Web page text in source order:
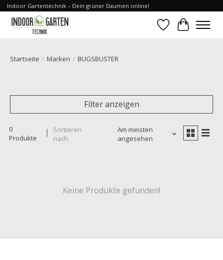
Indoor Gartentechnik – Dein grüner Daumen online!
Wunschzettel
Ihr
Startseite / Marken / BUGSBUSTER
Filter anzeigen
0
Produkte
Sortieren
nach
Am meisten
angesehen
Keine Produkte gefunden!